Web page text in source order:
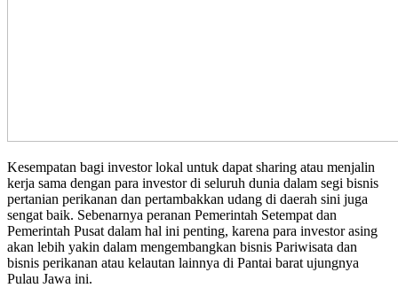
Kesempatan bagi investor lokal untuk dapat sharing atau menjalin
kerja sama dengan para investor di seluruh dunia dalam segi bisnis
pertanian perikanan dan pertambakkan udang di daerah sini juga
sengat baik. Sebenarnya peranan Pemerintah Setempat dan
Pemerintah Pusat dalam hal ini penting, karena para investor asing
akan lebih yakin dalam mengembangkan bisnis Pariwisata dan
bisnis perikanan atau kelautan lainnya di Pantai barat ujungnya
Pulau Jawa ini.